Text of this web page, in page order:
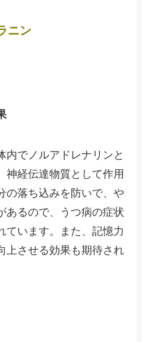
ニン
内でノルアドレナリンと
神経伝達物質として作用
の落ち込みを防いで、や
あるので、うつ病の症状
ています。また、記憶力
上させる効果も期待され